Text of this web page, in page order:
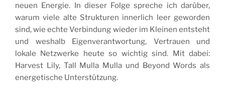
neuen Energie. In dieser Folge spreche ich darüber,
warum viele alte Strukturen innerlich leer geworden
sind, wie echte Verbindung wieder im Kleinen entsteht
und weshalb Eigenverantwortung, Vertrauen und
lokale Netzwerke heute so wichtig sind. Mit dabei:
Harvest Lily, Tall Mulla Mulla und Beyond Words als
energetische Unterstützung.